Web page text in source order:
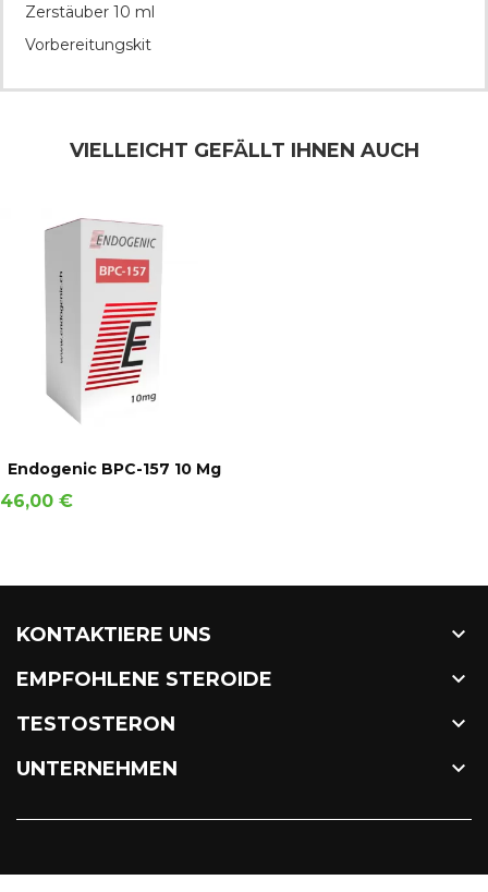
Zerstäuber 10 ml
Vorbereitungskit
VIELLEICHT GEFÄLLT IHNEN AUCH
IN DEN WARENKORB
Endogenic BPC-157 10 Mg
Preis
46,00 €
KONTAKTIERE UNS 
EMPFOHLENE STEROIDE 
TESTOSTERON 
UNTERNEHMEN 